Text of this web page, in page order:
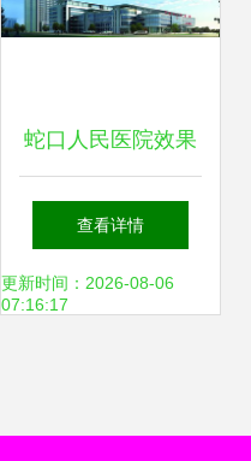
蛇口人民医院效果
图 免费高清图片下
载指南
查看详情
更新时间：2026-08-06
07:16:17